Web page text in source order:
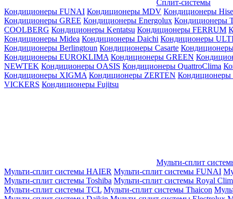
Сплит-системы
Кондиционеры FUNAI Кондиционеры MDV Кондиционеры
Кондиционеры GREE Кондиционеры Energolux Кондиционеры
СOOLBERG Кондиционеры Kentatsu Кондиционеры FERRUM
Кондиционеры Midea Кондиционеры Daichi Кондиционеры
Кондиционеры Berlingtoun Кондиционеры Casarte
Кондиционеры EUROKLIMA Кондиционеры GREEN
NEWTEK Кондиционеры OASIS Кондиционеры QuattroClima
Кондиционеры XIGMA Кондиционеры ZERTEN Кондиционеры
VICKERS Кондиционеры Fujitsu
Мульти-сплит
Мульти-сплит системы HAIER Мульти-сплит системы FUNAI
Мульти-сплит системы Toshiba Мульти-сплит системы Royal
Мульти-сплит системы TCL Мульти-сплит системы Thaicon